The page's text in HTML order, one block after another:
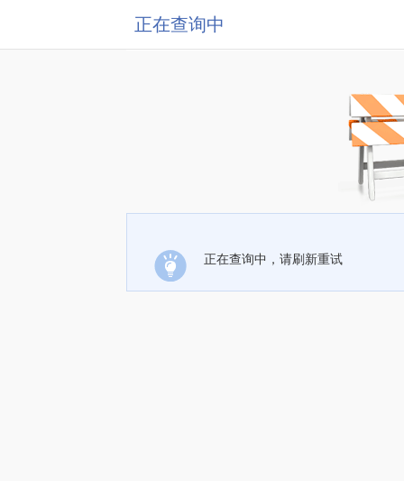
正在查询中
正在查询中，请刷新重试